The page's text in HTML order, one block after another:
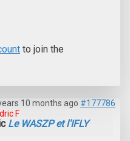
to join the
10 months ago #177786
F
Le WASZP et l'IFLY